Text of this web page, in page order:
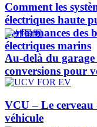
Comment les
électriques haute
performances des
électriques marins
Au-delà du
conversions pour
VCU – Le cerveau
véhicule